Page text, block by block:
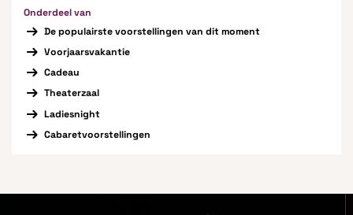
Onderdeel van
De populairste voorstellingen van dit moment
Voorjaarsvakantie
Cadeau
Theaterzaal
Ladiesnight
Cabaretvoorstellingen